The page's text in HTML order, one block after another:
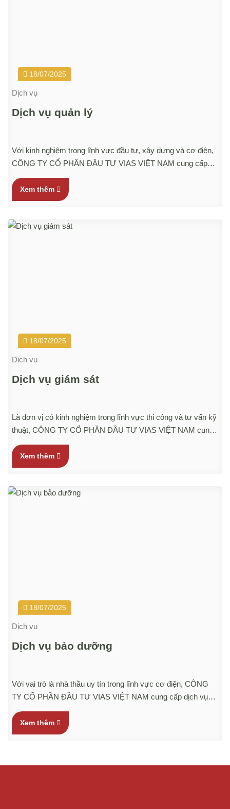
18/07/2025
Dịch vụ
Dịch vụ quản lý
Với kinh nghiệm trong lĩnh vực đầu tư, xây dựng và cơ điện,
CÔNG TY CỔ PHẦN ĐẦU TƯ VIAS VIỆT NAM cung cấp
dịch vụ xây dựng hồ sơ quản lý hệ thống điện và thiết bị điện,
hỗ trợ trong quá trình khắc phục sự cố, sửa chữa, hoặc cải
tạo lại hệ thống điện
Xem thêm
18/07/2025
Dịch vụ
Dịch vụ giám sát
Là đơn vị có kinh nghiệm trong lĩnh vực thi công và tư vấn kỹ
thuật, CÔNG TY CỔ PHẦN ĐẦU TƯ VIAS VIỆT NAM cung
cấp dịch vụ tư vấn xây dựng hệ thống giám sát điện năng với
mục tiêu đảm bảo công trình đạt tiêu chuẩn kỹ thuật, tiến độ
và an toàn tuyệt đối.
Xem thêm
18/07/2025
Dịch vụ
Dịch vụ bảo dưỡng
Với vai trò là nhà thầu uy tín trong lĩnh vực cơ điện, CÔNG
TY CỔ PHẦN ĐẦU TƯ VIAS VIỆT NAM cung cấp dịch vụ
bảo trì, bảo dưỡng hệ thống điện chuyên nghiệp cho nhà
máy, tòa nhà, khu công nghiệp, trung tâm thương mại và hệ
thống hạ tầng kỹ thuật.
Xem thêm